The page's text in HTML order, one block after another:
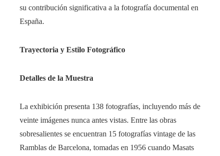
su contribución significativa a la fotografía documental en
España.
Trayectoria y Estilo Fotográfico
Detalles de la Muestra
La exhibición presenta 138 fotografías, incluyendo más de
veinte imágenes nunca antes vistas. Entre las obras
sobresalientes se encuentran 15 fotografías vintage de las
Ramblas de Barcelona, tomadas en 1956 cuando Masats